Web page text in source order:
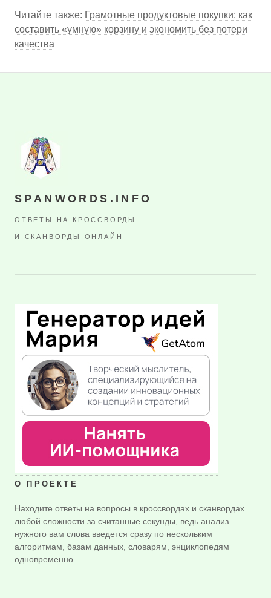
Читайте также: Грамотные продуктовые покупки: как
составить «умную» корзину и экономить без потери
качества
SPANWORDS.INFO
ОТВЕТЫ НА КРОССВОРДЫ
И СКАНВОРДЫ ОНЛАЙН
О ПРОЕКТЕ
Находите ответы на вопросы в кроссвордах и сканвордах
любой сложности за считанные секунды, ведь анализ
нужного вам слова введется сразу по нескольким
алгоритмам, базам данных, словарям, энциклопедям
одновременно.